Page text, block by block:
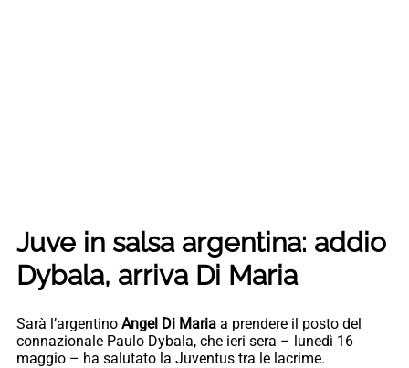
Juve in salsa argentina: addio
Dybala, arriva Di Maria
Sarà l’argentino Angel Di Maria a prendere il posto del
connazionale Paulo Dybala, che ieri sera – lunedì 16
maggio – ha salutato la Juventus tra le lacrime.